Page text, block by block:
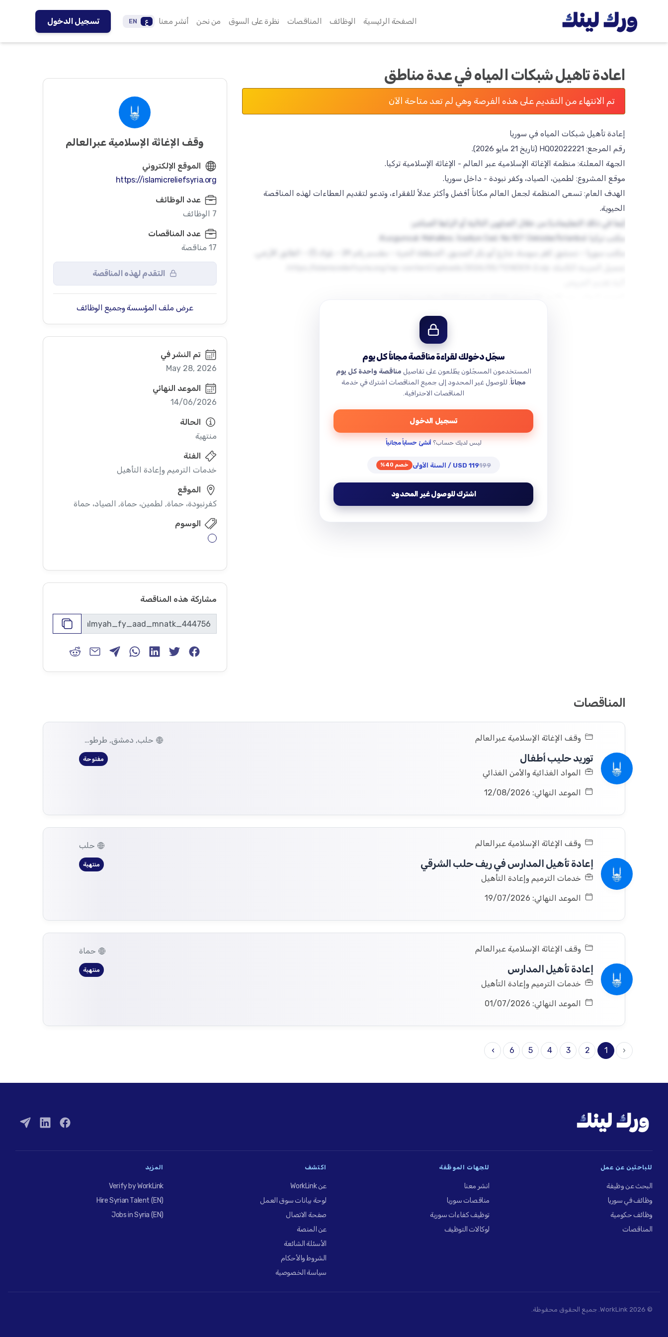
الصفحة الرئيسية الوظائف المناقصات نظرة على السوق من نحن أنشر معنا ع EN تسجيل الدخول
اعادة تاهيل شبكات المياه في عدة مناطق
تم الانتهاء من التقديم على هذه الفرصة وهي لم تعد متاحة الآن
رقم المرجع: HQ02022221 (تاريخ 21 مايو 2026).
الجهة المعلنة: منظمة الإغاثة الإسلامية عبر العالم - الإغاثة الإسلامية تركيا.
موقع المشروع: لطمين، الصياد، وكفر نبودة - داخل سوريا.
الهدف العام: تسعى المنظمة لجعل العالم مكاناً أفضل وأكثر عدلاً للفقراء، وتدعو لتقديم العطاءات لهذه المناقصة
الحيوية.
طريقة الحصول على وثائق المناقصة
يمكن الحصول على وثائق المناقصة
سجّل دخولك لقراءة مناقصة مجاناً كل يوم
المستخدمون المسجّلون يطّلعون على تفاصيل مناقصة واحدة كل يوم
مجاناً . للوصول غير المحدود إلى جميع المناقصات اشترك في خدمة
المناقصات الاحترافية.
تسجيل الدخول
ليس لديك حساب؟ أنشئ حساباً مجانياً
199119 USD / السنة الأولى خصم 40%
اشترك للوصول غير المحدود
وقف الإغاثة الإسلامية عبرالعالم
الموقع الإلكتروني
https://islamicreliefsyria.org
عدد الوظائف
7 الوظائف
عدد المناقصات
17 مناقصة
عرض ملف المؤسسة وجميع الوظائف
تم النشر في
May 28, 2026
الموعد النهائي
14/06/2026
الحالة
منتهية
الفئة
خدمات الترميم وإعادة التأهيل
الموقع
كفرنبودة، حماة, لطمين، حماة, الصياد، حماة
الوسوم
مشاركة هذه المناقصة
المناقصات
وقف الإغاثة الإسلامية عبرالعالم
توريد حليب أطفال
المواد الغذائية والأمن الغذائي
الموعد النهائي: 12/08/2026
حلب, دمشق, طرطوس, ريف دمشق, ديرالزور, درعا, السويداء, إدلب, القنيطرة, اللاذقية, الرقة, حمص, الحسكة, حماة
مفتوحة
وقف الإغاثة الإسلامية عبرالعالم
إعادة تأهيل المدارس في ريف حلب الشرقي
خدمات الترميم وإعادة التأهيل
الموعد النهائي: 19/07/2026
حلب
منتهية
وقف الإغاثة الإسلامية عبرالعالم
إعادة تأهيل المدارس
خدمات الترميم وإعادة التأهيل
الموعد النهائي: 01/07/2026
حماة
منتهية
‹
1
2
3
4
5
6
›
للباحثين عن عمل
البحث عن وظيفة
وظائف في سوريا
وظائف حكومية
المناقصات
للجهات الموظِّفة
انشر معنا
مناقصات سوريا
توظيف كفاءات سورية
لوكالات التوظيف
اكتشف
عن WorkLink
لوحة بيانات سوق العمل
صفحة الاتصال
عن المنصة
الأسئلة الشائعة
الشروط والأحكام
سياسة الخصوصية
المزيد
Verify by WorkLink
Hire Syrian Talent (EN)
Jobs in Syria (EN)
© 2026 WorkLink. جميع الحقوق محفوظة.